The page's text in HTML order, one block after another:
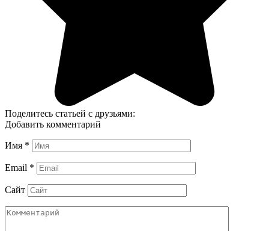
Поделитесь статьей с друзьями:
Добавить комментарий
Имя *
Email *
Сайт